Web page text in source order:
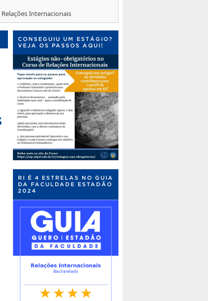
Internacionais
CONSEGUIU UM ESTÁGIO?
VEJA OS PASSOS AQUI!
RI É 4 ESTRELAS NO GUIA
DA FACULDADE ESTADÃO
2024